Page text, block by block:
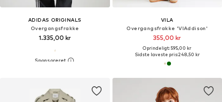
ADIDAS ORIGINALS
Overgangsfrakke
1.335,00 kr
VILA
Overgangsfrakke 'VIAddison'
355,00 kr
Oprindeligt: 595,00 kr
Sidste laveste pris:248,50 kr